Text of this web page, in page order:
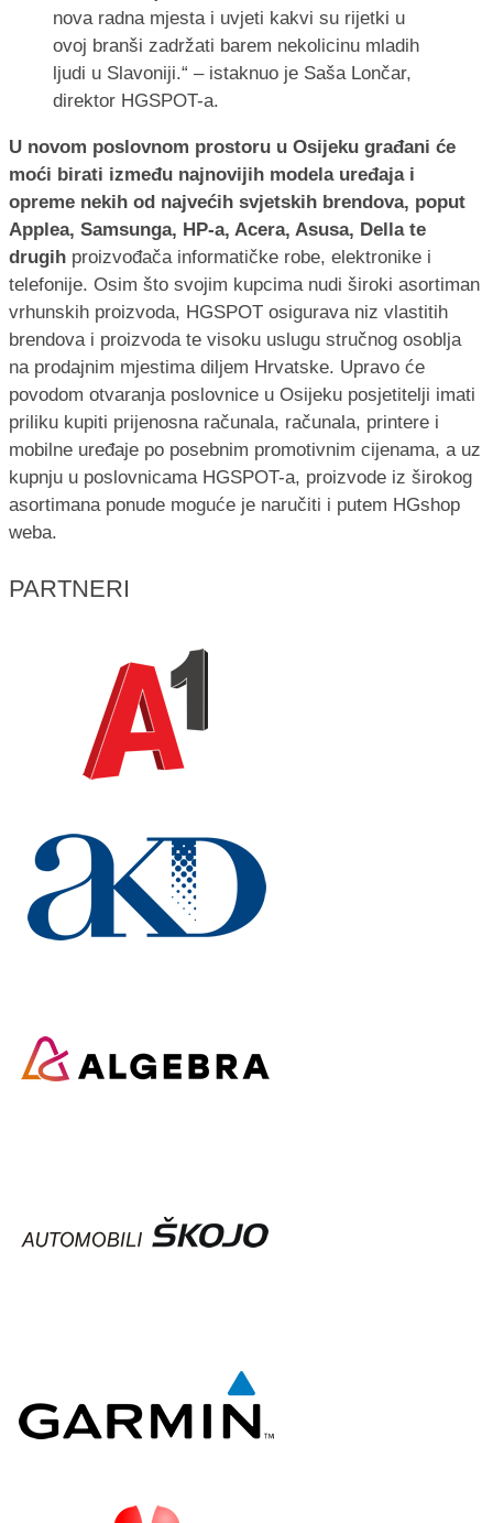
nova radna mjesta i uvjeti kakvi su rijetki u
ovoj branši zadržati barem nekolicinu mladih
ljudi u Slavoniji.“ – istaknuo je Saša Lončar,
direktor HGSPOT-a.
U novom poslovnom prostoru u Osijeku građani će
moći birati između najnovijih modela uređaja i
opreme nekih od najvećih svjetskih brendova, poput
Applea, Samsunga, HP-a, Acera, Asusa, Della te
drugih proizvođača informatičke robe, elektronike i
telefonije. Osim što svojim kupcima nudi široki asortiman
vrhunskih proizvoda, HGSPOT osigurava niz vlastitih
brendova i proizvoda te visoku uslugu stručnog osoblja
na prodajnim mjestima diljem Hrvatske. Upravo će
povodom otvaranja poslovnice u Osijeku posjetitelji imati
priliku kupiti prijenosna računala, računala, printere i
mobilne uređaje po posebnim promotivnim cijenama, a uz
kupnju u poslovnicama HGSPOT-a, proizvode iz širokog
asortimana ponude moguće je naručiti i putem HGshop
weba.
PARTNERI